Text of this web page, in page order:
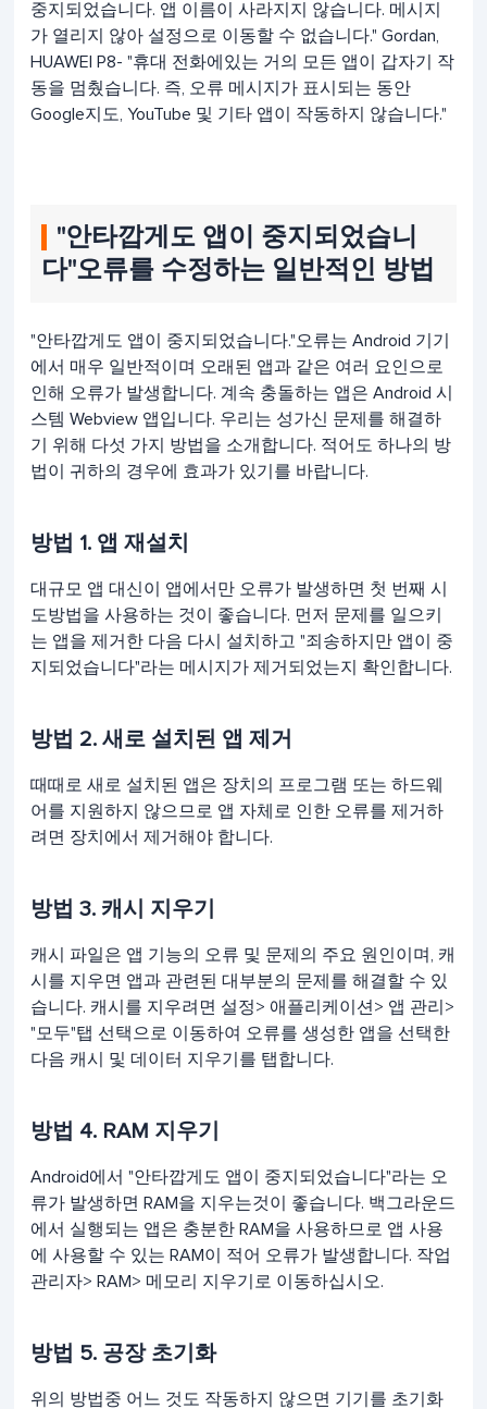
중지되었습니다. 앱 이름이 사라지지 않습니다. 메시지
가 열리지 않아 설정으로 이동할 수 없습니다." Gordan,
HUAWEI P8- "휴대 전화에있는 거의 모든 앱이 갑자기 작
동을 멈췄습니다. 즉, 오류 메시지가 표시되는 동안
Google지도, YouTube 및 기타 앱이 작동하지 않습니다."
"안타깝게도 앱이 중지되었습니
다"오류를 수정하는 일반적인 방법
"안타깝게도 앱이 중지되었습니다."오류는 Android 기기
에서 매우 일반적이며 오래된 앱과 같은 여러 요인으로
인해 오류가 발생합니다. 계속 충돌하는 앱은 Android 시
스템 Webview 앱입니다. 우리는 성가신 문제를 해결하
기 위해 다섯 가지 방법을 소개합니다. 적어도 하나의 방
법이 귀하의 경우에 효과가 있기를 바랍니다.
방법 1. 앱 재설치
대규모 앱 대신이 앱에서만 오류가 발생하면 첫 번째 시
도방법을 사용하는 것이 좋습니다. 먼저 문제를 일으키
는 앱을 제거한 다음 다시 설치하고 "죄송하지만 앱이 중
지되었습니다"라는 메시지가 제거되었는지 확인합니다.
방법 2. 새로 설치된 앱 제거
때때로 새로 설치된 앱은 장치의 프로그램 또는 하드웨
어를 지원하지 않으므로 앱 자체로 인한 오류를 제거하
려면 장치에서 제거해야 합니다.
방법 3. 캐시 지우기
캐시 파일은 앱 기능의 오류 및 문제의 주요 원인이며, 캐
시를 지우면 앱과 관련된 대부분의 문제를 해결할 수 있
습니다. 캐시를 지우려면 설정> 애플리케이션> 앱 관리>
"모두"탭 선택으로 이동하여 오류를 생성한 앱을 선택한
다음 캐시 및 데이터 지우기를 탭합니다.
방법 4. RAM 지우기
Android에서 "안타깝게도 앱이 중지되었습니다"라는 오
류가 발생하면 RAM을 지우는것이 좋습니다. 백그라운드
에서 실행되는 앱은 충분한 RAM을 사용하므로 앱 사용
에 사용할 수 있는 RAM이 적어 오류가 발생합니다. 작업
관리자> RAM> 메모리 지우기로 이동하십시오.
방법 5. 공장 초기화
위의 방법중 어느 것도 작동하지 않으면 기기를 초기화